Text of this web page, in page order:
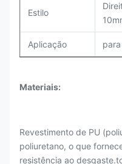
Estilo
Aplicação
Materiais:
Revestimento de PU
poliuretano, o que
resistência ao